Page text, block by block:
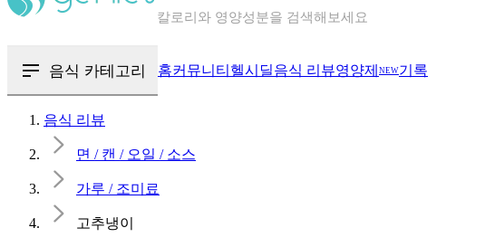
혈당 · 다이어트 음식 검색해보세요
음식 카테고리 홈커뮤니티 헬시딜음식 리뷰영양제 NEW기록
음식 리뷰
면 / 캔 / 오일 / 소스
가루 / 조미료
고추냉이